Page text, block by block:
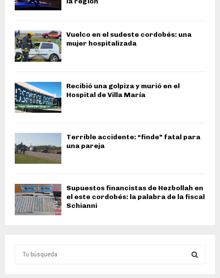
Vuelco en el sudeste cordobés: una
mujer hospitalizada
Recibió una golpiza y murió en el
Hospital de Villa María
Terrible accidente: “finde” fatal para
una pareja
Supuestos financistas de Hezbollah en
el este cordobés: la palabra de la fiscal
Schianni